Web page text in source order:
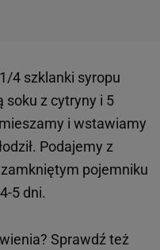
4 szklanki syropu
soku z cytryny i 5
i wstawiamy
Podajemy z
pojemniku
5 dni.
Sprawdź też